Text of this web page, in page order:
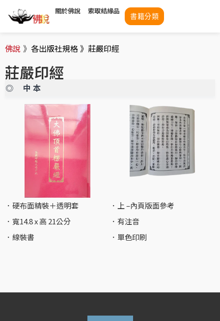
關於佛說 索取結緣品
書籍分類
佛說 》 各出版社規格 》 莊嚴印經
莊嚴印經
◎ 中 本
．硬布面精裝＋透明套
．寬14.8 x 高 21公分
．線裝書
．上 –內頁版面參考
．有注音
．單色印刷